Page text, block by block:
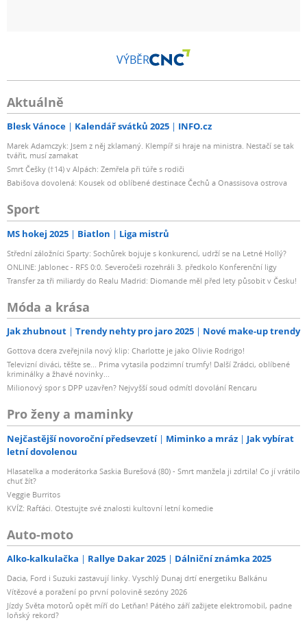
VÝBĚR
Aktuálně
Blesk Vánoce Kalendář svátků 2025 INFO.cz
Marek Adamczyk: Jsem z něj zklamaný. Klempíř si hraje na ministra. Nestačí se tak
tvářit, musí zamakat
Smrt Češky (†14) v Alpách: Zemřela při túře s rodiči
Babišova dovolená: Kousek od oblíbené destinace Čechů a Onassisova ostrova
Sport
MS hokej 2025 Biatlon Liga mistrů
Střední záložníci Sparty: Sochůrek bojuje s konkurencí, udrží se na Letné Hollý?
ONLINE: Jablonec - RFS 0:0. Severočeši rozehráli 3. předkolo Konferenční ligy
Transfer za tři miliardy do Realu Madrid: Diomande měl před lety působit v Česku!
Móda a krása
Jak zhubnout Trendy nehty pro jaro 2025 Nové make-up trendy
Gottova dcera zveřejnila nový klip: Charlotte je jako Olivie Rodrigo!
Televizní diváci, těšte se... Prima vytasila podzimní trumfy! Další Zrádci, oblíbené
kriminálky a žhavé novinky...
Milionový spor s DPP uzavřen? Nejvyšší soud odmítl dovolání Rencaru
Pro ženy a maminky
Nejčastější novoroční předsevzetí Miminko a mráz
Jak vybírat
letní dovolenou
Hlasatelka a moderátorka Saskia Burešová (80) - Smrt manžela ji zdrtila! Co jí vrátilo
chuť žít?
Veggie Burritos
KVÍZ: Rafťáci. Otestujte své znalosti kultovní letní komedie
Auto-moto
Alko-kalkulačka Rallye Dakar 2025 Dálniční známka 2025
Dacia, Ford i Suzuki zastavují linky. Vyschlý Dunaj drtí energetiku Balkánu
Vítězové a poražení po první polovině sezóny 2026
Jízdy Světa motorů opět míří do Letňan! Pátého září zažijete elektromobil, padne
loňský rekord?